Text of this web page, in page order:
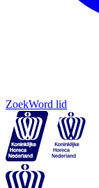
ZoekWord lid